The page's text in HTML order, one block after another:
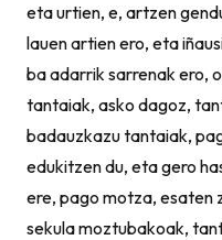
eta urtien, e, artzen
lauen artien ero, eta
ba adarrik sarrenak ero,
tantaiak, asko dagoz,
badauzkazu tantaiak,
edukitzen du, eta gero
ere, pago motza, esaten
sekula moztubakoak,